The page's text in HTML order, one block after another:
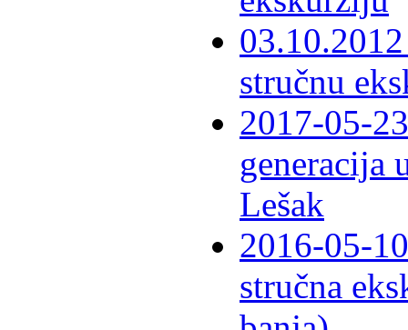
stručnu
2017-05-
generacija
Lešak
2016-05-
stručna